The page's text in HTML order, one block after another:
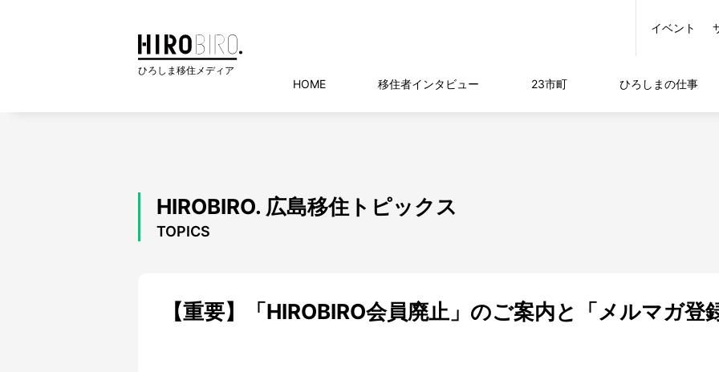
HOME 移住者インタビュー 23市町 ひろしまの仕事
イベント
HIROBIRO. 広島移住トピックス
TOPICS
【重要】「HIROBIRO会員廃止」のご案内と「メルマガ登